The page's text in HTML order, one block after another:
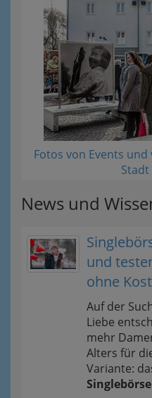
Fotos von Events
Stadt
News und
und
ohne
Auf der
Liebe
mehr
Alters für
Variante: